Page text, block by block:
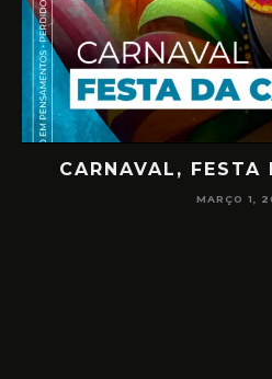
CARNAVAL, FESTA
MARÇO 1,